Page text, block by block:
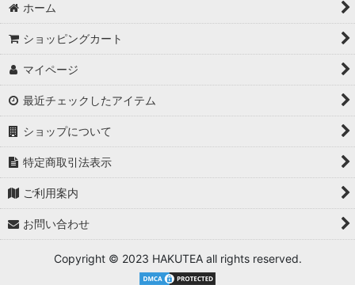
ホーム
ショッピングカート
マイページ
最近チェックしたアイテム
ショップについて
特定商取引法表示
ご利用案内
お問い合わせ
Copyright © 2023 HAKUTEA all rights reserved.